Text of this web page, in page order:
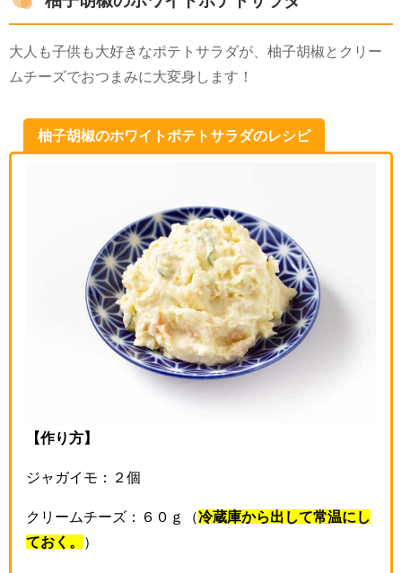
大人も子供も大好きなポテトサラダが、柚子胡椒とクリー
ムチーズでおつまみに大変身します！
柚子胡椒のホワイトポテトサラダのレシピ
【作り方】
ジャガイモ：２個
クリームチーズ：６０ｇ（冷蔵庫から出して常温にし
ておく。
）